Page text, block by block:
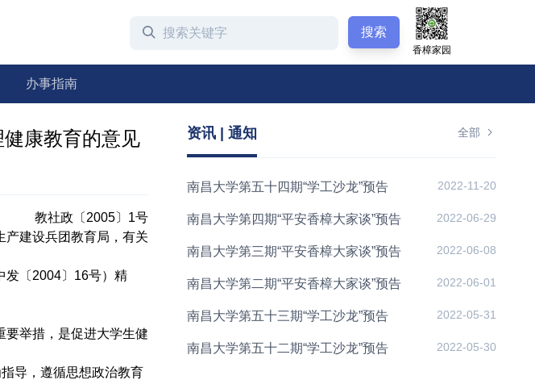
搜索
香樟家园
办事指南
康教育的意见
教社政〔2005〕1号
产建设兵团教育局，有关
〔2004〕16号）精
举措，是促进大学生健
导，遵循思想政治教育
资讯 | 通知 全部
南昌大学第五十四期“学工沙龙”预告 2022-11-20
南昌大学第四期“平安香樟大家谈”预告 2022-06-29
南昌大学第三期“平安香樟大家谈”预告 2022-06-08
南昌大学第二期“平安香樟大家谈”预告 2022-06-01
南昌大学第五十三期“学工沙龙”预告 2022-05-31
南昌大学第五十二期“学工沙龙”预告 2022-05-30